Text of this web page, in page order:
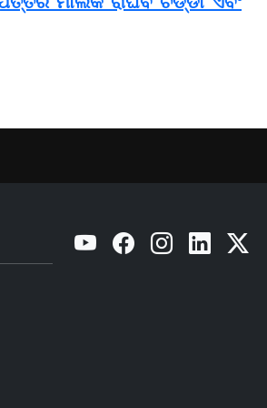
YouTube Facebook Instagram